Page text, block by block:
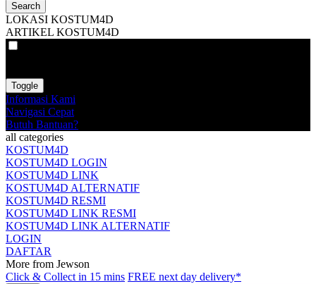
Search
LOKASI KOSTUM4D
ARTIKEL KOSTUM4D
Toggle
Informasi Kami
Navigasi Cepat
Butuh Bantuan?
all categories
KOSTUM4D
KOSTUM4D LOGIN
KOSTUM4D LINK
KOSTUM4D ALTERNATIF
KOSTUM4D RESMI
KOSTUM4D LINK RESMI
KOSTUM4D LINK ALTERNATIF
LOGIN
DAFTAR
More from Jewson
Click & Collect in 15 mins FREE next day delivery*